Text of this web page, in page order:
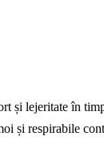
și lejeritate în
și respirabile